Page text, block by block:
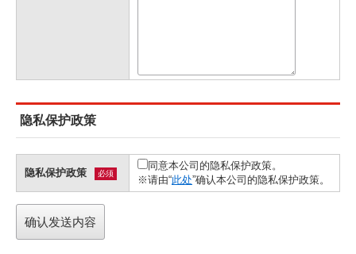
隐私保护政策
隐私保护政策 必须
同意本公司的隐私保护政策。
※请由“此处”确认本公司的隐私保护政策。